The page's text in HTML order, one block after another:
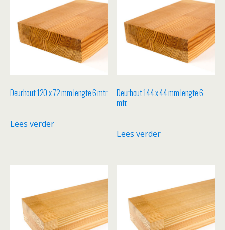
Deurhout 120 x 72 mm lengte 6 mtr
Lees verder
Deurhout 144 x 44 mm lengte 6
mtr.
Lees verder